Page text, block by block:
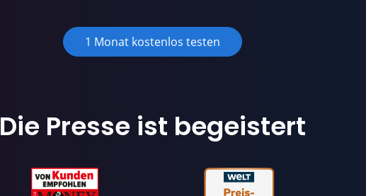
1 Monat kostenlos testen
Die Presse ist begeistert